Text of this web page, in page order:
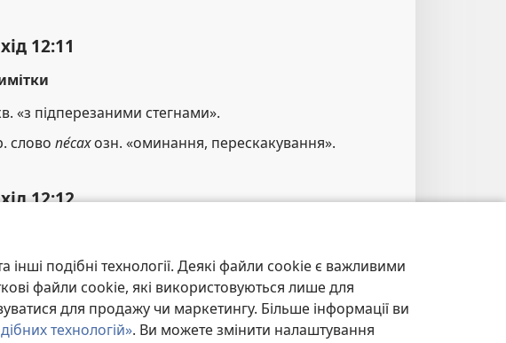
подібні технології. Деякі файли cookie є важливими
файли cookie, які використовуються лише для
для продажу чи маркетингу. Більше інформації ви
технологій». Ви можете змінити налаштування
12:11
«з підперезаними стегнами».
слово пе́сахозн. «оминання, перескакування».
12:12
11:4, 5; Вх 12:29
Чс 33:4